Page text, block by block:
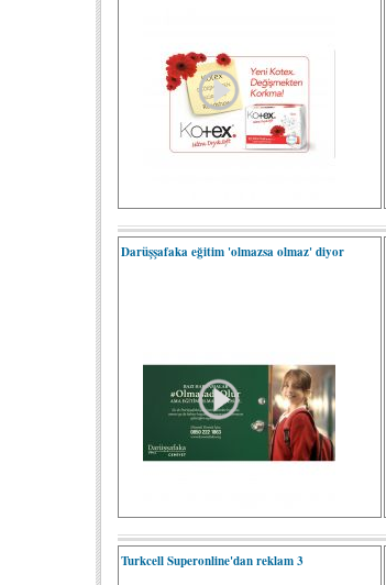
Darüşşafaka eğitim 'olmazsa olmaz' diyor
Turkcell Superonline'dan reklam 3